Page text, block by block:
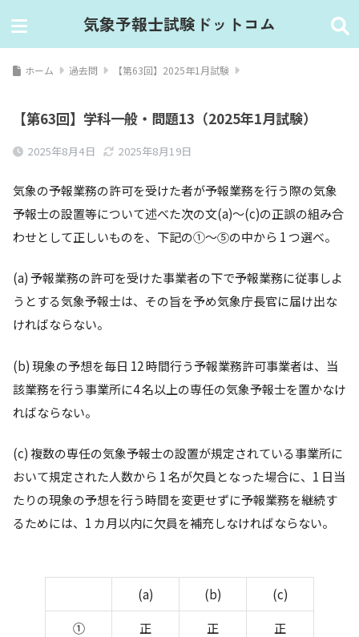
気象予報士試験ドットコム
ホーム 過去問 【第63回】2025年1月試験
【第63回】学科一般・問題13（2025年1月試験）
2025年8月4日 2025年8月19日
気象の予報業務の許可を受けた者が予報業務を⾏う際の気象
予報⼠の設置等について述べた次の⽂(a)〜(c)の正誤の組み合
わせとして正しいものを、下記の①〜⑤の中から 1 つ選べ。
(a) 予報業務の許可を受けた事業者の下で予報業務に従事しよ
うとする気象予報⼠は、その旨を予め気象庁⻑官に届け出な
ければならない。
(b) 現象の予想を毎⽇ 12 時間⾏う予報業務許可事業者は、当
該業務を⾏う事業所に4 名以上の専任の気象予報⼠を置かなけ
ればならない。
(c) 複数の専任の気象予報⼠の設置が規定されている事業所に
おいて規定された⼈数から 1 名が⽋員となった場合に、1 ⽇当
たりの現象の予想を⾏う時間を変更せずに予報業務を継続す
るためには、1 カ⽉以内に⽋員を補充しなければならない。
(a) (b)
(c)
①
正 正
正